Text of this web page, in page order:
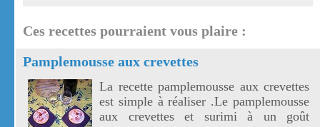
Ces recettes pourraient vous plaire :
Pamplemousse aux crevettes
La recette pamplemousse aux crevettes
est simple à réaliser .Le pamplemousse
aux crevettes et surimi à un goût